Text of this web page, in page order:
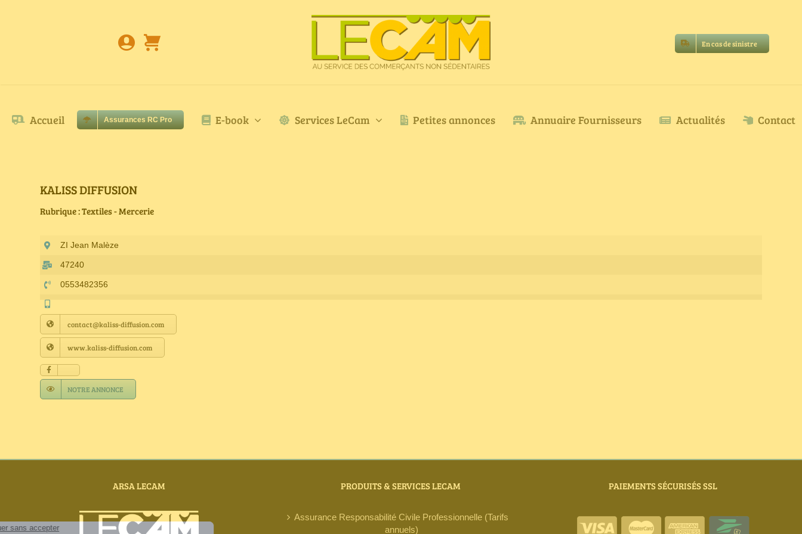
En cas de sinistre
Accueil Assurances RC Pro E-book Services LeCam Petites annonces Annuaire Fournisseurs Actualités Contact
KALISS DIFFUSION
Rubrique : Textiles - Mercerie
ZI Jean Malèze
47240
0553482356
contact@kaliss-diffusion.com
www.kaliss-diffusion.com
NOTRE ANNONCE
ARSA LECAM PRODUITS & SERVICES LECAM
Assurance Responsabilité Civile Professionnelle (Tarifs
annuels)
PAIEMENTS SÉCURISÉS SSL